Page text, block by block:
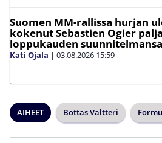
Suomen MM-rallissa hurjan
kokenut Sebastien Ogier
loppukauden suunnitelmansa
Kati Ojala | 03.08.2026 15:59
AIHEET Bottas Valtteri